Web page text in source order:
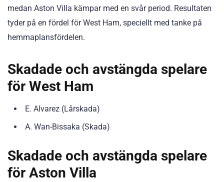
medan Aston Villa kämpar med en svår period. Resultaten
tyder på en fördel för West Ham, speciellt med tanke på
hemmaplansfördelen.
Skadade och avstängda spelare
för West Ham
E. Alvarez (Lårskada)
A. Wan-Bissaka (Skada)
Skadade och avstängda spelare
för Aston Villa